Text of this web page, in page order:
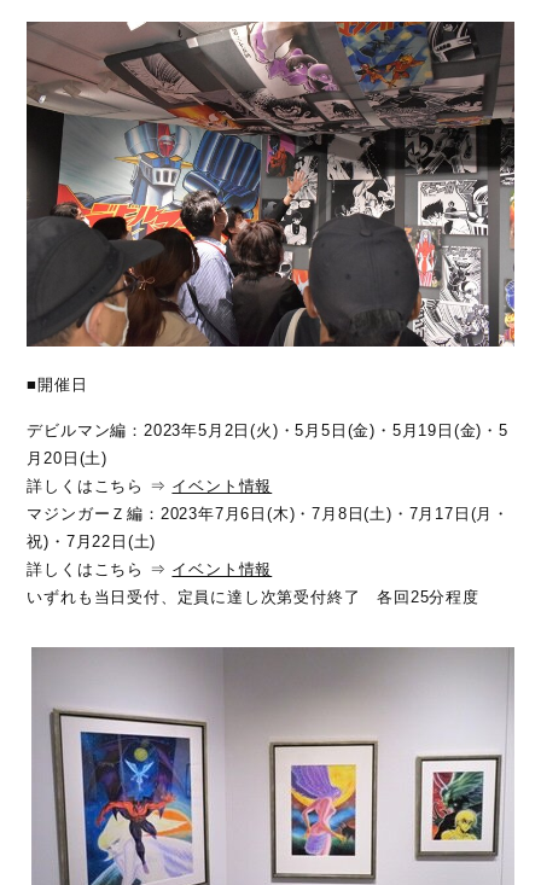
■開催日
デビルマン編：2023年5月2日(火)・5月5日(金)・5月19日(金)・5
月20日(土)
詳しくはこちら ⇒ イベント情報
マジンガーＺ編：2023年7月6日(木)・7月8日(土)・7月17日(月・
祝)・7月22日(土)
詳しくはこちら ⇒ イベント情報
いずれも当日受付、定員に達し次第受付終了 各回25分程度